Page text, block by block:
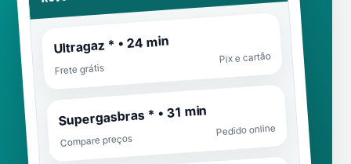
Ultragaz * • 24 min
Frete grátis
Pix e cartão
Supergasbras * • 31 min
Compare preços
Pedido online